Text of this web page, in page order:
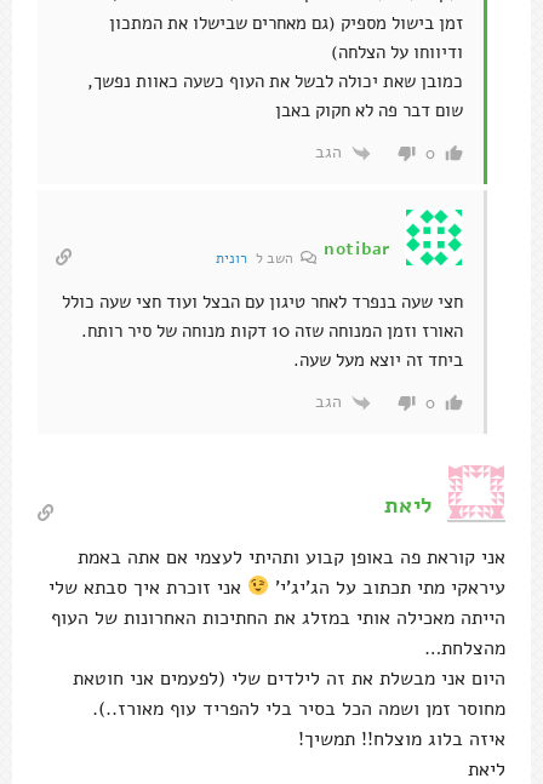
זמן בישול מספיק (גם מאחרים שבישלו את המתכון
ודיווחו על הצלחה)
כמובן שאת יכולה לבשל את העוף כשעה כאוות נפשך,
שום דבר פה לא חקוק באבן
0 הגב
notibar השב ל רונית
חצי שעה בנפרד לאחר טיגון עם הבצל ועוד חצי שעה כולל
האורז וזמן המנוחה שזה 10 דקות מנוחה של סיר רותח.
ביחד זה יוצא מעל שעה.
0 הגב
ליאת
אני קוראת פה באופן קבוע ותהיתי לעצמי אם אתה באמת
עיראקי מתי תכתוב על הג'יג'י'
אני זוכרת איך סבתא שלי
הייתה מאכילה אותי במזלג את החתיכות האחרונות של העוף
מהצלחת…
היום אני מבשלת את זה לילדים שלי (לפעמים אני חוטאת
מחוסר זמן ושמה הכל בסיר בלי להפריד עוף מאורז..).
איזה בלוג מוצלח!! תמשיך!
ליאת